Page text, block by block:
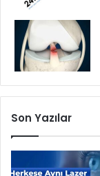
Son Yazılar